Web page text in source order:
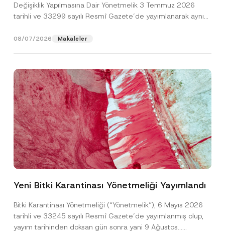
Değişiklik Yapılmasına Dair Yönetmelik 3 Temmuz 2026
tarihli ve 33299 sayılı Resmî Gazete’de yayımlanarak aynı
08/07/2026 Makaleler
Yeni Bitki Karantinası Yönetmeliği Yayımlandı
Bitki Karantinası Yönetmeliği (“Yönetmelik”), 6 Mayıs 2026
tarihli ve 33245 sayılı Resmî Gazete’de yayımlanmış olup,
yayım tarihinden doksan gün sonra yani 9 Ağustos...
Ad*
Firma
*
*